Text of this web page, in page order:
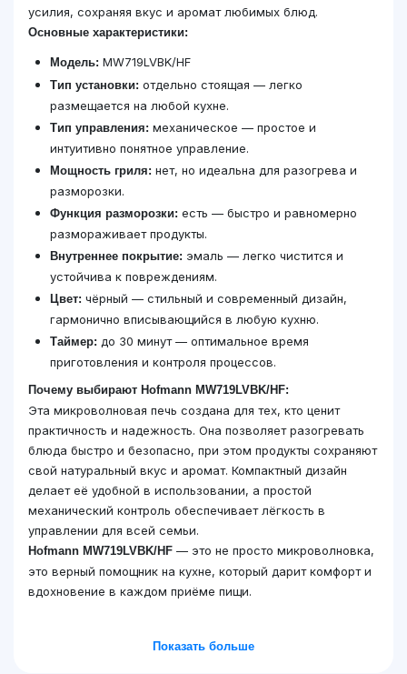
усилия, сохраняя вкус и аромат любимых блюд.
Основные характеристики:
Модель: MW719LVBK/HF
Тип установки: отдельно стоящая — легко
размещается на любой кухне.
Тип управления: механическое — простое и
интуитивно понятное управление.
Мощность гриля: нет, но идеальна для разогрева и
разморозки.
Функция разморозки: есть — быстро и равномерно
размораживает продукты.
Внутреннее покрытие: эмаль — легко чистится и
устойчива к повреждениям.
Цвет: чёрный — стильный и современный дизайн,
гармонично вписывающийся в любую кухню.
Таймер: до 30 минут — оптимальное время
приготовления и контроля процессов.
Почему выбирают Hofmann MW719LVBK/HF:
Эта микроволновая печь создана для тех, кто ценит
практичность и надежность. Она позволяет разогревать
блюда быстро и безопасно, при этом продукты сохраняют
свой натуральный вкус и аромат. Компактный дизайн
делает её удобной в использовании, а простой
механический контроль обеспечивает лёгкость в
управлении для всей семьи.
Hofmann MW719LVBK/HF — это не просто микроволновка,
это верный помощник на кухне, который дарит комфорт и
вдохновение в каждом приёме пищи.
Показать больше